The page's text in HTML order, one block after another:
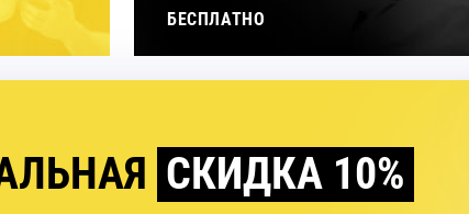
БЕСПЛАТНО
СКИДКА 10%